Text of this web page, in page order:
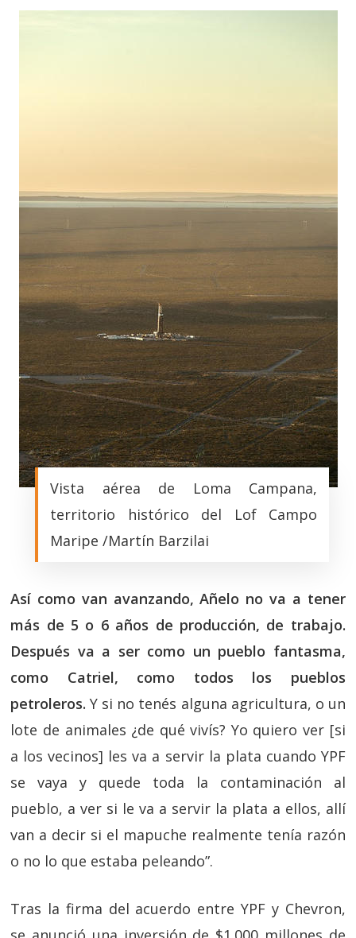
Vista aérea de Loma Campana,
territorio histórico del Lof Campo
Maripe /Martín Barzilai
Así como van avanzando, Añelo no va a tener
más de 5 o 6 años de producción, de trabajo.
Después va a ser como un pueblo fantasma,
como Catriel, como todos los pueblos
petroleros. Y si no tenés alguna agricultura, o un
lote de animales ¿de qué vivís? Yo quiero ver [si
a los vecinos] les va a servir la plata cuando YPF
se vaya y quede toda la contaminación al
pueblo, a ver si le va a servir la plata a ellos, allí
van a decir si el mapuche realmente tenía razón
o no lo que estaba peleando”.
Tras la firma del acuerdo entre YPF y Chevron,